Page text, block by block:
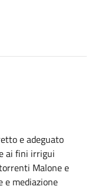
e adeguato
ai fini irrigui
Malone e
e mediazione